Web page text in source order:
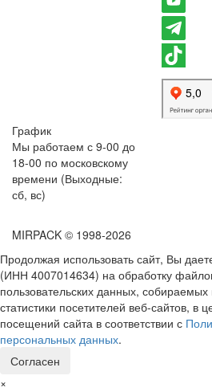
График
Мы работаем с 9-00 до
18-00 по московскому
времени (Выходные:
сб, вс)
MIRPACK © 1998-2026
Продолжая использовать сайт, Вы
(ИНН 4007014634) на обработку
пользовательских данных, собираемых
статистики посетителей веб-сайтов, в
посещений сайта в соответствии с
персональных данных.
Согласен
×